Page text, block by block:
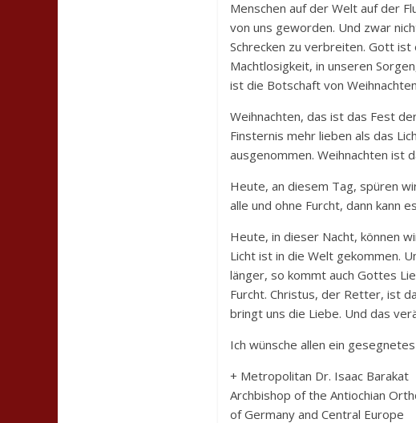
Menschen auf der Welt auf der
von uns geworden. Und zwar
Schrecken zu verbreiten. Gott
Machtlosigkeit, in unseren
ist die Botschaft von
Weihnachten, das ist das Fest
Finsternis mehr lieben als das
ausgenommen. Weihnachten ist
Heute, an diesem Tag, spüren
alle und ohne Furcht, dann kann
Heute, in dieser Nacht, können
Licht ist in die Welt gekommen.
länger, so kommt auch Gottes
Furcht. Christus, der Retter, ist
bringt uns die Liebe. Und das
Ich wünsche allen ein
+ Metropolitan Dr. Isaac Barakat
Archbishop of the Antiochian
of Germany and Central Europe